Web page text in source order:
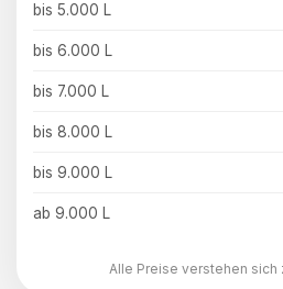
bis 5.000 L
bis 6.000 L
bis 7.000 L
bis 8.000 L
bis 9.000 L
ab 9.000 L
Alle Preise verstehen sich